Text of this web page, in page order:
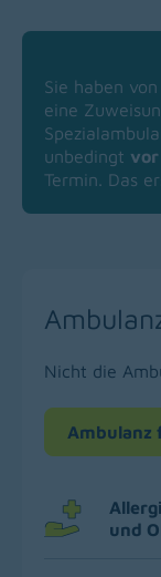
Sie haben
eine
unbedingt vor
Termin. Das
Nicht die
Ambulanz
und